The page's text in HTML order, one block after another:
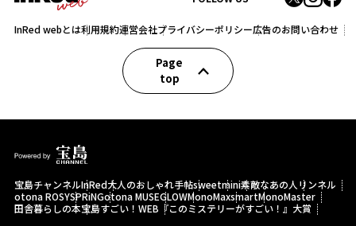
InRed webとは利用規約運営会社プライバシーポリシー広告のお問い合わせ
Page
top
宝島チャンネルInRed大人のおしゃれ手帖sweetmini素敵なあの人 リンネル
otona ROSYSPRiNGotona MUSEGLOWMonoMaxsmartMonoMaster
田舎暮らしの本宝島すごい！WEB 『このミステリーがすごい！』大賞